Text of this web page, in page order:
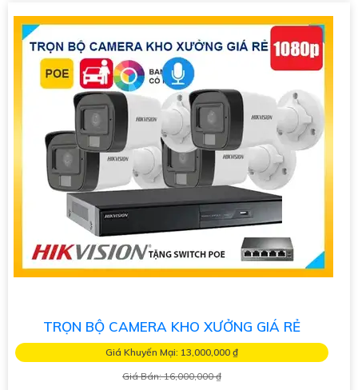
TRỌN BỘ CAMERA KHO XƯỞNG GIÁ RẺ
Giá Khuyến Mại: 13,000,000 ₫
Giá Bán: 16,000,000 ₫